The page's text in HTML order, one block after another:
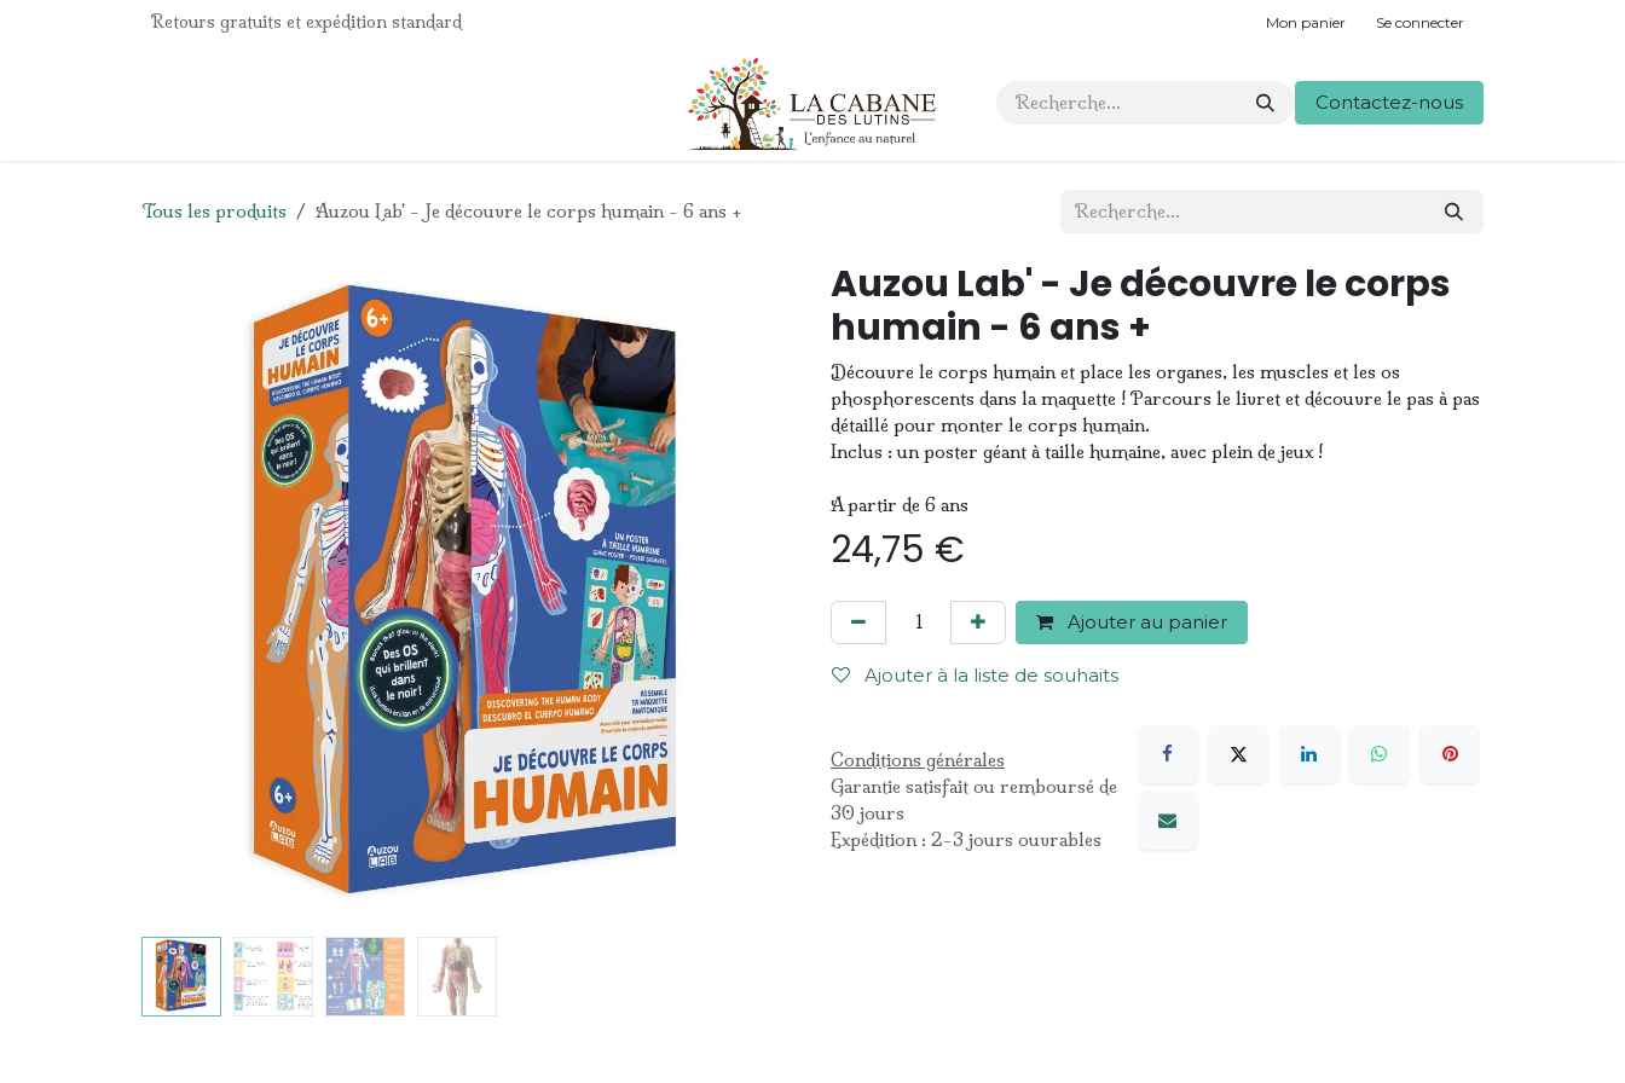
Se rendre au contenuRetours gratuits et expédition standard Mon panier Se connecter
Contact Contactez-nous
Tous les produits Auzou Lab' - Je découvre le corps humain - 6 ans +
Auzou Lab' - Je découvre le corps
humain - 6 ans +
Découvre le corps humain et place les organes, les muscles et les os
phosphorescents dans la maquette ! Parcours le livret et découvre le pas à pas
détaillé pour monter le corps humain.
Inclus : un poster géant à taille humaine, avec plein de jeux !
A partir de 6 ans
24,75 €
Ajouter au panier
Ajouter à la liste de souhaits
Conditions générales
Garantie satisfait ou remboursé de
30 jours
Expédition : 2-3 jours ouvrables